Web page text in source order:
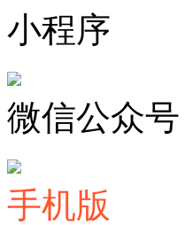
小程序
微信公众号
手机版